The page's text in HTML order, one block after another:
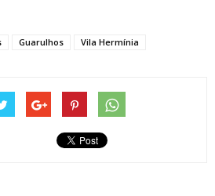
Guarulhos Vila Hermínia